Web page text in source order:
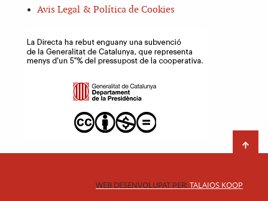
Avis Legal & Política de Cookies
WEB DESENVOLUPAT PER:TALAIOS KOOP